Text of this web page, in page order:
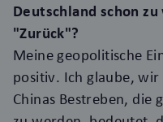
Deutschland schon
"Zurück"?
Meine geopolitische
positiv. Ich glaube, wir
Chinas Bestreben, die